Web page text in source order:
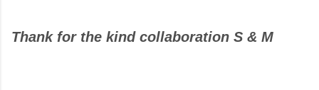
Thank for the kind collaboration S & M